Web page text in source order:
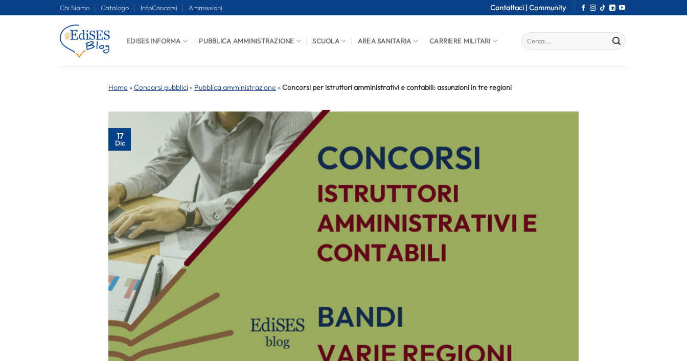
Chi Siamo Catalogo InfoConcorsi Ammissioni Contattaci | Community
EDISES INFORMA PUBBLICA AMMINISTRAZIONE SCUOLA AREA SANITARIA CARRIERE MILITARI
Home »Concorsi pubblici » Pubblica amministrazione »Concorsi per istruttori amministrativi e contabili: assunzioni in tre regioni
17
Dic